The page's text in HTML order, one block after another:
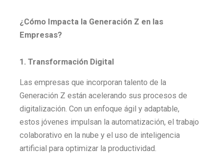
¿Cómo Impacta la Generación Z en las
Empresas?
1. Transformación Digital
Las empresas que incorporan talento de la
Generación Z están acelerando sus procesos de
digitalización. Con un enfoque ágil y adaptable,
estos jóvenes impulsan la automatización, el trabajo
colaborativo en la nube y el uso de inteligencia
artificial para optimizar la productividad.